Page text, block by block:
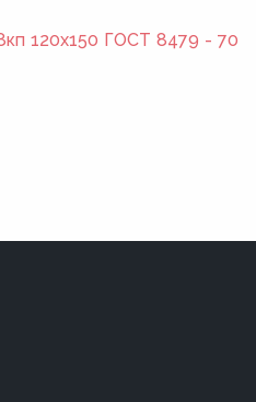
120x150 ГОСТ 8479 - 70